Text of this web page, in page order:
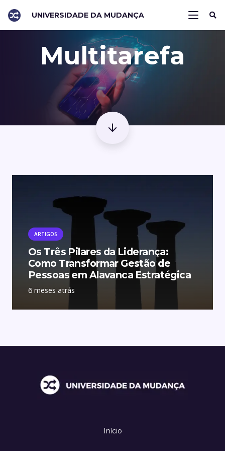
UNIVERSIDADE DA MUDANÇA
Multitarefa
ARTIGOS
Os Três Pilares da Liderança:
Como Transformar Gestão de
Pessoas em Alavanca Estratégica
6 meses atrás
Início